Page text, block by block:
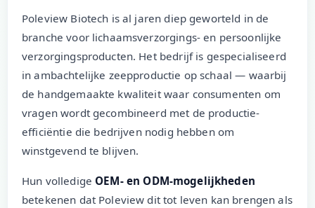
Poleview Biotech is al jaren diep geworteld in de
branche voor lichaamsverzorgings- en persoonlijke
verzorgingsproducten. Het bedrijf is gespecialiseerd
in ambachtelijke zeepproductie op schaal — waarbij
de handgemaakte kwaliteit waar consumenten om
vragen wordt gecombineerd met de productie-
efficiëntie die bedrijven nodig hebben om
winstgevend te blijven.
Hun volledige OEM- en ODM-mogelijkheden
betekenen dat Poleview dit tot leven kan brengen als